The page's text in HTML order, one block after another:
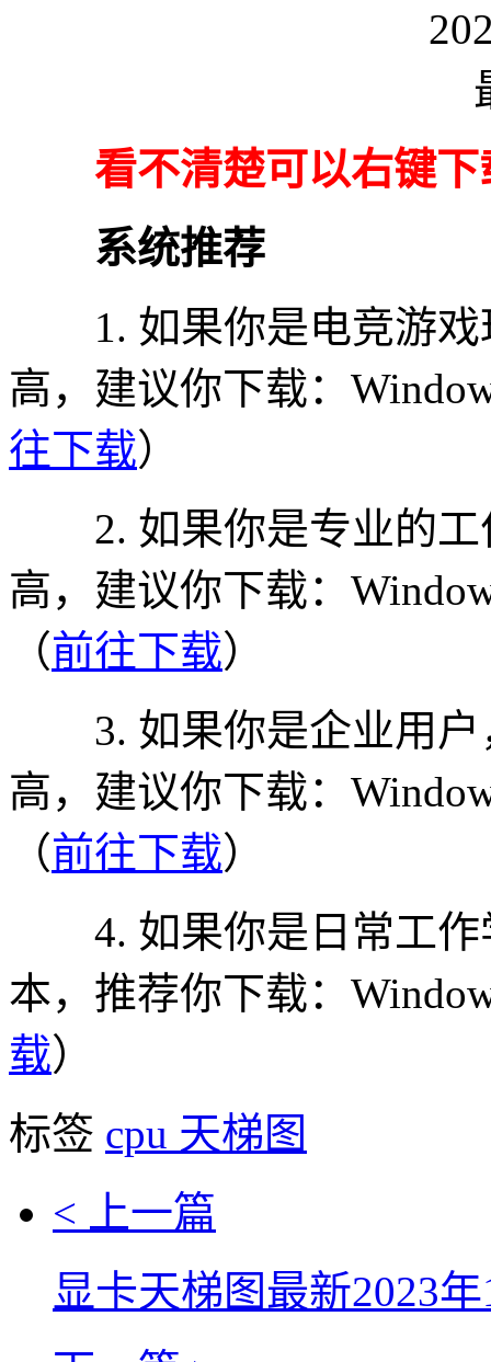
看不清楚可以右键下
系统推荐
1. 如果你是电竞游戏
高，建议你下载：
往下载）
2. 如果你是专业的工
高，建议你下载：
（前往下载）
3. 如果你是企业用户
高，建议你下载：
（前往下载）
4. 如果你是日常工作
本，推荐你下载：
载）
标签 cpu 天梯图
< 上一篇
显卡天梯图最新2023